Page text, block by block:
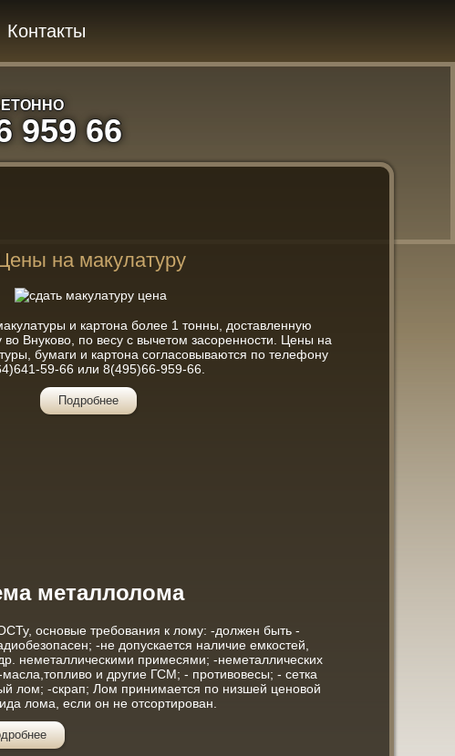
Контакты
959 66
на макулатуру
и картона более 1 тонны, доставленную
Внуково, по весу с вычетом засоренности. Цены на
бумаги и картона согласовываются по телефону
59-66 или 8(495)66-959-66.
Подробнее
металлолома
основые требования к лому: -должен быть -
-не допускается наличие емкостей,
неметаллическими примесями; -неметаллических
и другие ГСМ; - противовесы; - сетка
лом; -скрап; Лом принимается по низшей ценовой
лома, если он не отсортирован.